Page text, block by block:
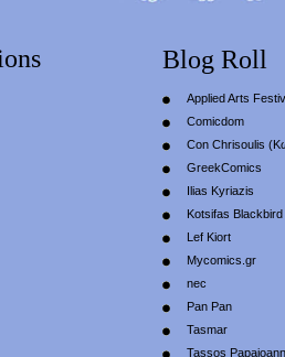
Blog Roll
Applied Arts
Comicdom
Con Chrisoulis
GreekComics
Ilias Kyriazis
Kotsifas Blackbird
Lef Kiort
Mycomics.gr
nec
Pan Pan
Tasmar
Tassos